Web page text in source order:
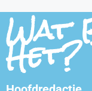
Wat
Het?